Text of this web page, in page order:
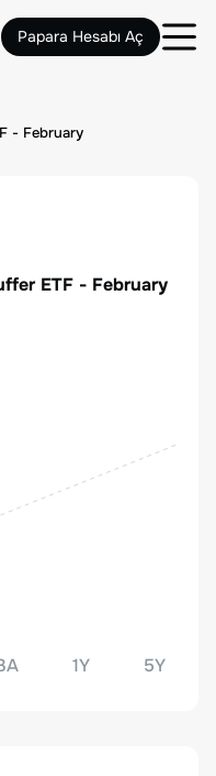
Papara Hesabı Aç
- February
ETF - February
1Y 5Y